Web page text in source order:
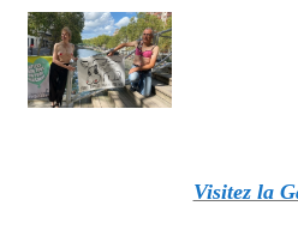
Visitez la